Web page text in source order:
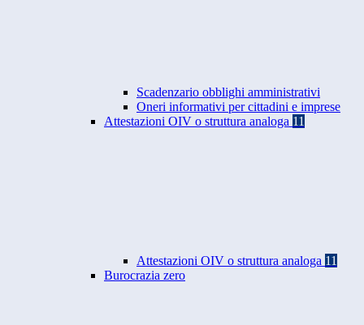
Scadenzario obblighi amministrativi
Oneri informativi per cittadini e imprese
Attestazioni OIV o struttura analoga 11
Attestazioni OIV o struttura analoga 11
Burocrazia zero